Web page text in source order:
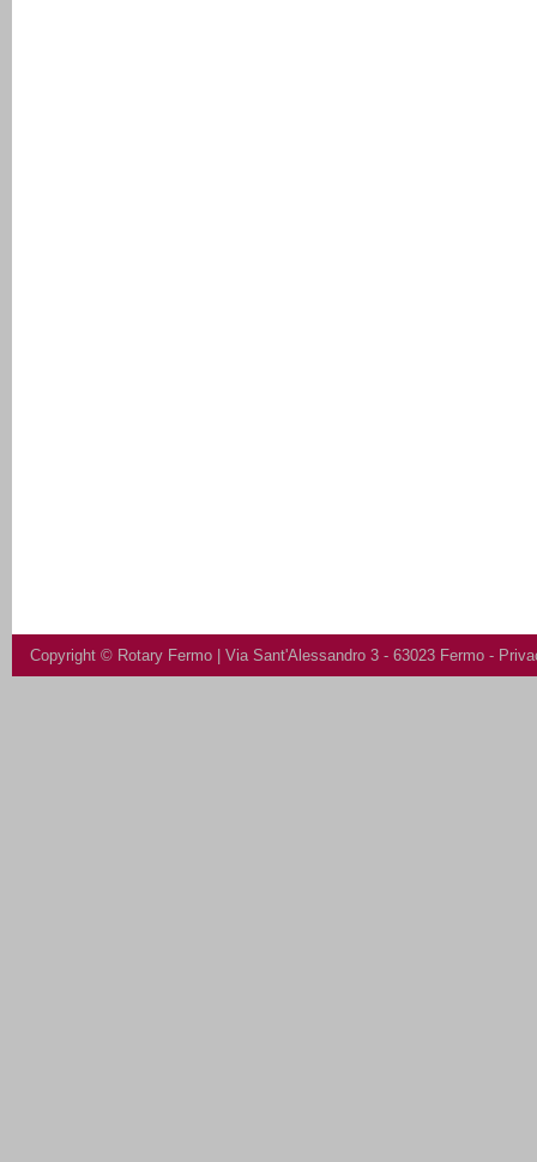
Copyright © Rotary Fermo | Via Sant'Alessandro 3 - 63023 Fermo -